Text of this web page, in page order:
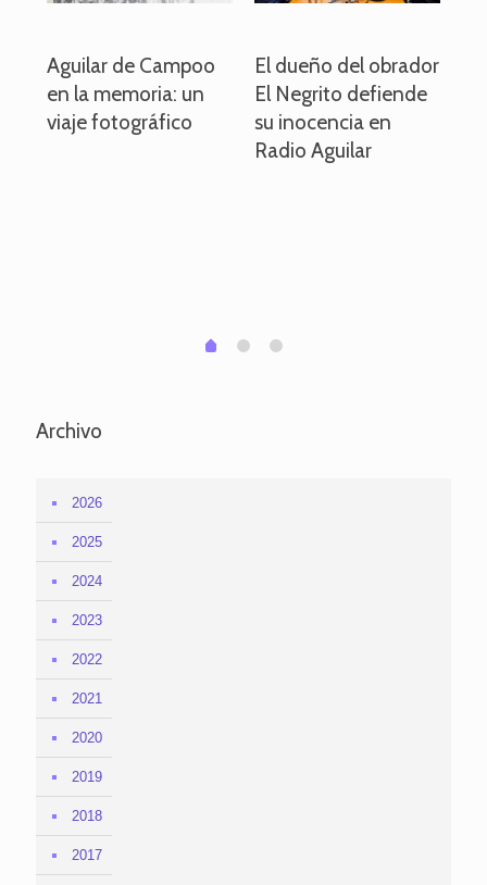
Aguilar de Campoo
en la memoria: un
viaje fotográfico
El dueño del obrador
El Negrito defiende
su inocencia en
Radio Aguilar
0 1 2
Archivo
2026
2025
2024
2023
2022
2021
2020
2019
2018
2017